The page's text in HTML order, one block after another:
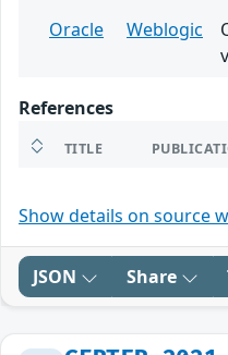
Oracle
Weblogic
References
TITLE
Show details on source
JSON Share